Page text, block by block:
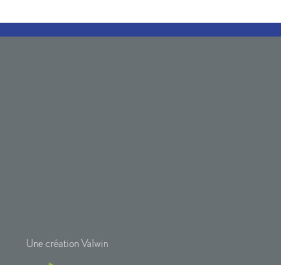
Une création Valwin